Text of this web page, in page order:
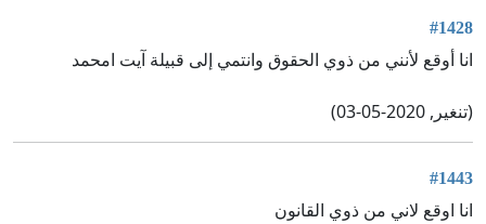
#1428
انا أوقع لأنني من ذوي الحقوق وانتمي إلى قبيلة آيت امحمد
(تنغير, 2020-05-03)
#1443
انا اوقع لاني من ذوي القانون